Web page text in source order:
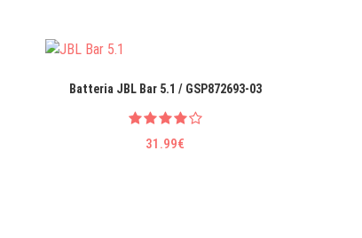
Batteria JBL Bar 5.1 / GSP872693-03
31.99€